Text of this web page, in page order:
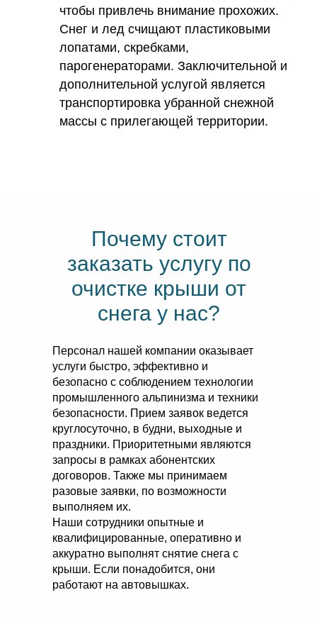
чтобы привлечь внимание прохожих.
Снег и лед счищают пластиковыми
лопатами, скребками,
парогенераторами. Заключительной и
дополнительной услугой является
транспортировка убранной снежной
массы с прилегающей территории.
Почему стоит
заказать услугу по
очистке крыши от
снега у нас?
Персонал нашей компании оказывает
услуги быстро, эффективно и
безопасно с соблюдением технологии
промышленного альпинизма и техники
безопасности. Прием заявок ведется
круглосуточно, в будни, выходные и
праздники. Приоритетными являются
запросы в рамках абонентских
договоров. Также мы принимаем
разовые заявки, по возможности
выполняем их.
Наши сотрудники опытные и
квалифицированные, оперативно и
аккуратно выполнят снятие снега с
крыши. Если понадобится, они
работают на автовышках.